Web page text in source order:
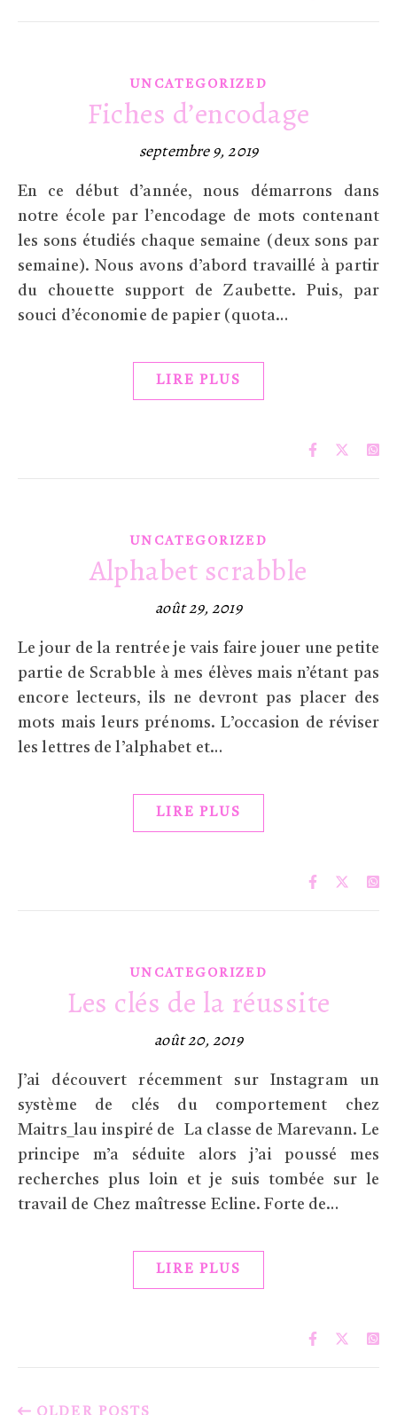
UNCATEGORIZED
Fiches d’encodage
septembre 9, 2019
En ce début d’année, nous démarrons dans
notre école par l’encodage de mots contenant
les sons étudiés chaque semaine (deux sons par
semaine). Nous avons d’abord travaillé à partir
du chouette support de Zaubette. Puis, par
souci d’économie de papier (quota…
LIRE PLUS
UNCATEGORIZED
Alphabet scrabble
août 29, 2019
Le jour de la rentrée je vais faire jouer une petite
partie de Scrabble à mes élèves mais n’étant pas
encore lecteurs, ils ne devront pas placer des
mots mais leurs prénoms. L’occasion de réviser
les lettres de l’alphabet et…
LIRE PLUS
UNCATEGORIZED
Les clés de la réussite
août 20, 2019
J’ai découvert récemment sur Instagram un
système de clés du comportement chez
Maitrs_lau inspiré de La classe de Marevann. Le
principe m’a séduite alors j’ai poussé mes
recherches plus loin et je suis tombée sur le
travail de Chez maîtresse Ecline. Forte de…
LIRE PLUS